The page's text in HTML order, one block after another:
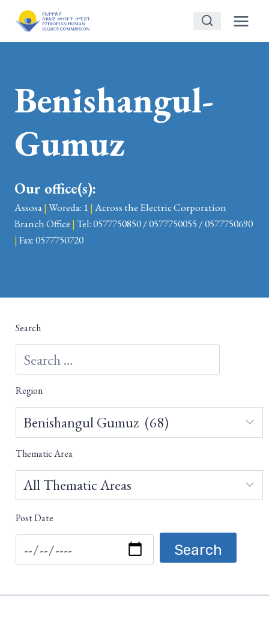
content
Benishangul-
Gumuz
Our office(s):
Assosa| Woreda: 1 | Across the Electric Corporation
Branch Office | Tel: 0577750850 / 0577750055 / 0577750690
| Fax: 0577750720
Search
Region
Thematic Area
Post Date